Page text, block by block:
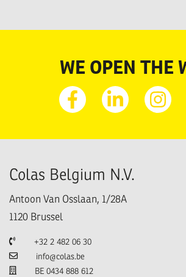
WE OPEN THE
FacebookLinkedin
Colas Belgium N.V.
Antoon Van Osslaan, 1/28A
1120 Brussel
Telefoon+32 2 482 06 30
E-mailinfo@colas.be
BE 0434 888 612